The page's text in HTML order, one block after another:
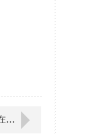
下一篇 : “重塑人文学 外语何为”专家研讨会在清华大学召开